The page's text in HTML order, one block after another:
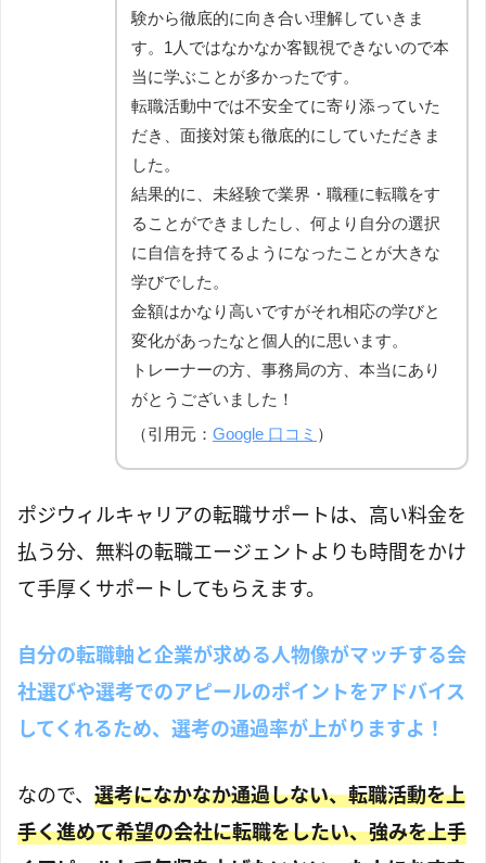
験から徹底的に向き合い理解していきま
す。1人ではなかなか客観視できないので本
当に学ぶことが多かったです。
転職活動中では不安全てに寄り添っていた
だき、面接対策も徹底的にしていただきま
した。
結果的に、未経験で業界・職種に転職をす
ることができましたし、何より自分の選択
に自信を持てるようになったことが大きな
学びでした。
金額はかなり高いですがそれ相応の学びと
変化があったなと個人的に思います。
トレーナーの方、事務局の方、本当にあり
がとうございました！
（引用元： Google 口コミ ）
ポジウィルキャリアの転職サポートは、高い料金を
払う分、無料の転職エージェントよりも時間をかけ
て手厚くサポートしてもらえます。
自分の転職軸と企業が求める人物像がマッチする会
社選びや選考でのアピールのポイントをアドバイス
してくれるため、選考の通過率が上がりますよ！
なので、 選考になかなか通過しない、転職活動を上
手く進めて希望の会社に転職をしたい、強みを上手